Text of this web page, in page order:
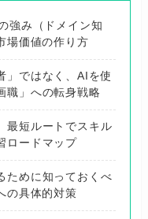
強み（ドメイン知
場価値の作り方
」ではなく、AIを使
職」への転身戦略
最短ルートでスキル
ロードマップ
ために知っておくべ
の具体的対策